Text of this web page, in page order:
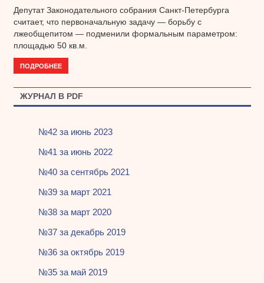
Депутат Законодательного собрания Санкт-Петербурга
считает, что первоначальную задачу — борьбу с
лжеобщепитом — подменили формальным параметром:
площадью 50 кв.м.
ПОДРОБНЕЕ
ЖУРНАЛ В PDF
№42 за июнь 2023
№41 за июнь 2022
№40 за сентябрь 2021
№39 за март 2021
№38 за март 2020
№37 за декабрь 2019
№36 за октябрь 2019
№35 за май 2019